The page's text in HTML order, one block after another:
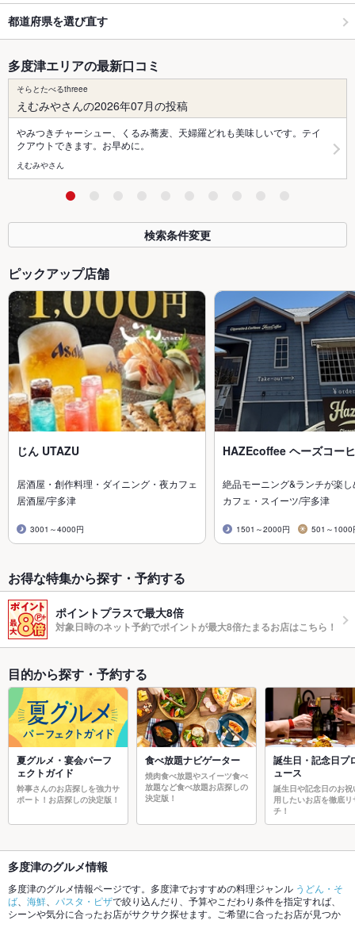
都道府県を選び直す
多度津エリアの最新口コミ
そらとたべるthreee
えむみやさんの2026年07月の投稿
やみつきチャーシュー、くるみ蕎麦、天婦羅どれも美味しいです。テイ
クアウトできます。お早めに。
えむみやさん
検索条件変更
ピックアップ店舗
じん UTAZU
居酒屋・創作料理・ダイニング・夜カフェ
居酒屋/宇多津
3001～4000円
HAZEcoffee ヘーズコー
絶品モーニング&ランチが楽
カフェ・スイーツ/宇多津
1501～2000円 501～1000
お得な特集から探す・予約する
ポイントプラスで最大8倍
対象日時のネット予約でポイントが最大8倍たまるお店はこちら！
目的から探す・予約する
夏グルメ・宴会パーフ
ェクトガイド
幹事さんのお店探しを強力サ
ポート！お店探しの決定版！
食べ放題ナビゲーター
焼肉食べ放題やスイーツ食べ
放題など食べ放題お店探しの
決定版！
誕生日・記念日プ
ュース
誕生日や記念日のお祝
用したいお店を徹底リ
チ！
多度津のグルメ情報
多度津のグルメ情報ページです。多度津でおすすめの料理ジャンル うどん・そ
ば
海鮮 パスタ・ピザで絞り込んだり、予算やこだわり条件を指定すれば、
シーンや気分に合ったお店がサクサク探せます。ご希望に合ったお店が見つか